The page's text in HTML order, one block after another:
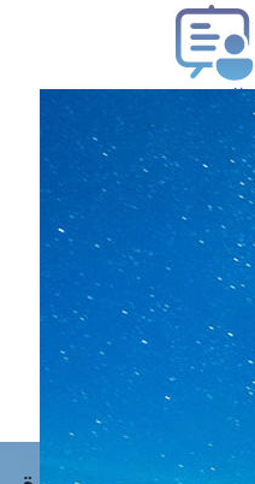
طلب فتوى
استعلام عن فتوى
حجز موعد
الفتوى الهاتفية